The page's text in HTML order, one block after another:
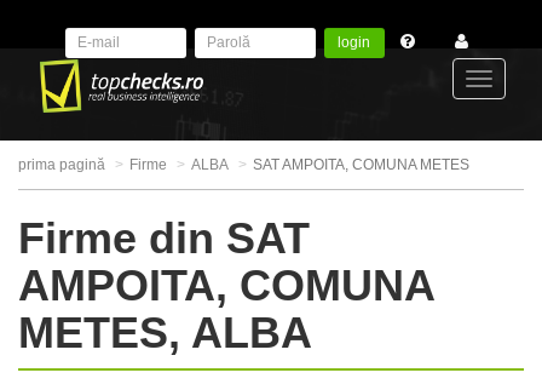
login
prima pagină Firme ALBA SAT AMPOITA, COMUNA METES
Firme din SAT
AMPOITA, COMUNA
METES, ALBA